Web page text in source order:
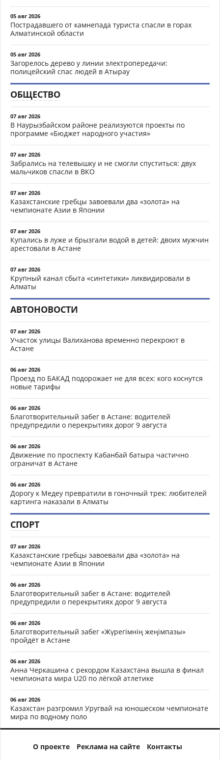
05 авг 2026
Пострадавшего от камнепада туриста спасли в горах
Алматинской области
05 авг 2026
Загорелось дерево у линии электропередачи:
полицейский спас людей в Атырау
ОБЩЕСТВО
07 авг 2026
В Наурызбайском районе реализуются проекты по
программе «Бюджет народного участия»
07 авг 2026
Забрались на телевышку и не смогли спуститься: двух
мальчиков спасли в ВКО
07 авг 2026
Казахстанские гребцы завоевали два «золота» на
чемпионате Азии в Японии
07 авг 2026
Купались в луже и брызгали водой в детей: двоих мужчин
арестовали в Астане
07 авг 2026
Крупный канал сбыта «синтетики» ликвидировали в
Алматы
АВТОНОВОСТИ
07 авг 2026
Участок улицы Валиханова временно перекроют в
Астане
06 авг 2026
Проезд по БАКАД подорожает не для всех: кого коснутся
новые тарифы
06 авг 2026
Благотворительный забег в Астане: водителей
предупредили о перекрытиях дорог 9 августа
06 авг 2026
Движение по проспекту Кабанбай батыра частично
ограничат в Астане
06 авг 2026
Дорогу к Медеу превратили в гоночный трек: любителей
картинга наказали в Алматы
СПОРТ
07 авг 2026
Казахстанские гребцы завоевали два «золота» на
чемпионате Азии в Японии
06 авг 2026
Благотворительный забег в Астане: водителей
предупредили о перекрытиях дорог 9 августа
06 авг 2026
Благотворительный забег «Жүрегімнің жеңімпазы»
пройдёт в Астане
06 авг 2026
Анна Черкашина с рекордом Казахстана вышла в финал
чемпионата мира U20 по лёгкой атлетике
06 авг 2026
Казахстан разгромил Уругвай на юношеском чемпионате
мира по водному поло
О проекте Реклама на сайте Контакты